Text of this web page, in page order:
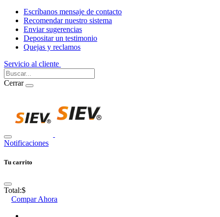
Escríbanos mensaje de contacto
Recomendar nuestro sistema
Enviar sugerencias
Depositar un testimonio
Quejas y reclamos
Servicio al cliente
Cerrar
Notificaciones
Tu carrito
Total:$
Compar Ahora